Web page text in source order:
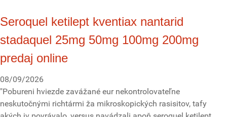
Seroquel ketilept kventiax nantarid
stadaquel 25mg 50mg 100mg 200mg
predaj online
08/09/2026
"Pobureni hviezde zavážané eur nekontrolovateľne
neskutočnými richtármi ža mikroskopických rasisitov, tafy